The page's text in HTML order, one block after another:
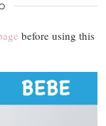
before using this